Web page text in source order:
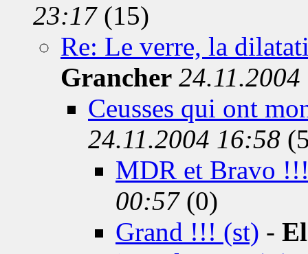
23:17(15)
Re: Le verre, la
Grancher
Ceusses qui ont
24.11.2004 16:58
MDR et Bravo
00:57(0)
Grand !!! (st) -